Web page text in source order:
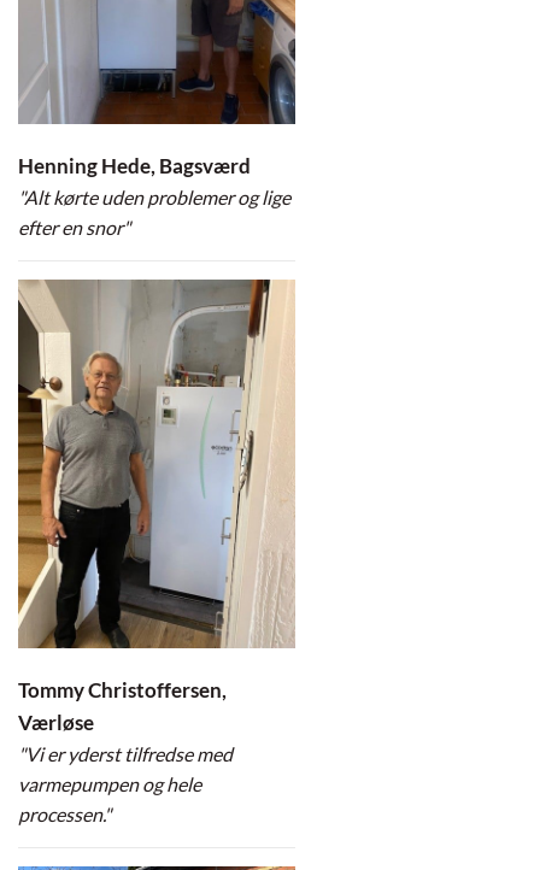
Henning Hede, Bagsværd
"Alt kørte uden problemer og lige
efter en snor"
Tommy Christoffersen,
Værløse
"Vi er yderst tilfredse med
varmepumpen og hele
processen."